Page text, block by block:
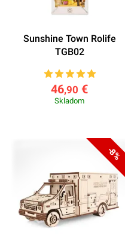
Sunshine Town Rolife
TGB02
46,90 €
Skladom
-8%